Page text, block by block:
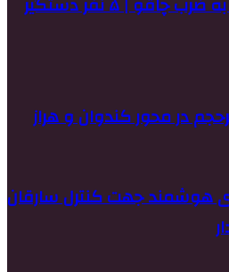
در محور کندوان و هراز
هوشمند جهت کنترل سارقان